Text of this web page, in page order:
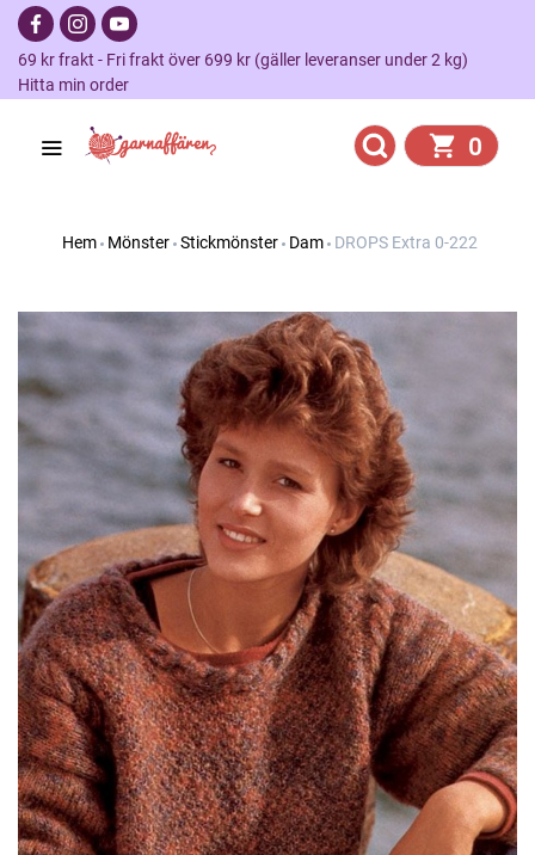
69 kr frakt - Fri frakt över 699 kr (gäller leveranser under 2 kg)
Hitta min order
0
Hem Mönster Stickmönster Dam DROPS Extra 0-222